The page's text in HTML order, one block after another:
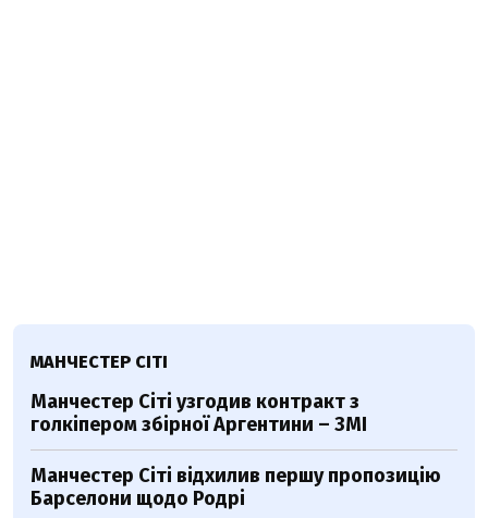
МАНЧЕСТЕР СІТІ
Манчестер Сіті узгодив контракт з
голкіпером збірної Аргентини – ЗМІ
Манчестер Сіті відхилив першу пропозицію
Барселони щодо Родрі